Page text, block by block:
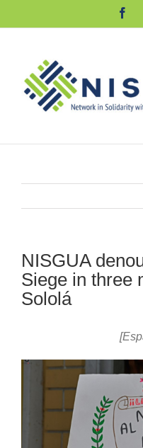
NISGUA
Siege in three
Sololá